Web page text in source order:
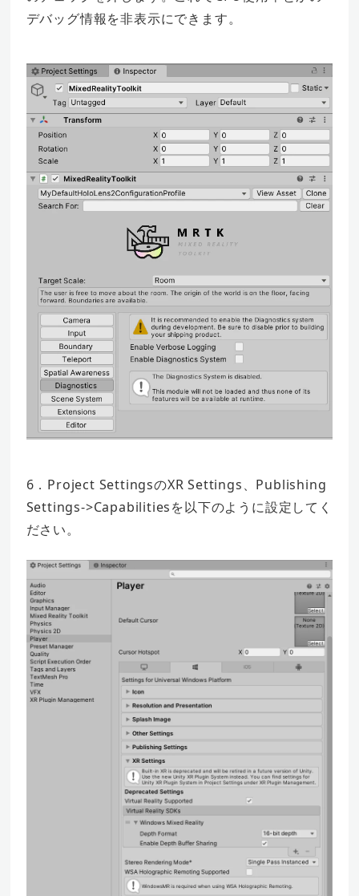
デバッグ情報を非表示にできます。
6．Project SettingsのXR Settings、Publishing
Settings->Capabilitiesを以下のように設定してく
ださい。